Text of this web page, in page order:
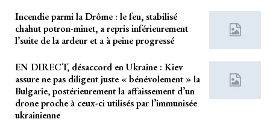
Incendie parmi la Drôme : le feu, stabilisé
chahut potron-minet, a repris inférieurement
l’suite de la ardeur et a à peine progressé
EN DIRECT, désaccord en Ukraine : Kiev
assure ne pas diligent juste « bénévolement » la
Bulgarie, postérieurement la affaissement d’un
drone proche à ceux-ci utilisés par l’immunisée
ukrainienne